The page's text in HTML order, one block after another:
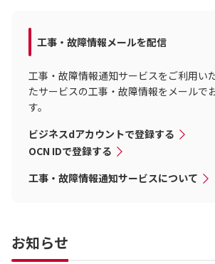
工事・故障情報メールを配信
工事・故障情報通知サービスをご利用い
たサービスの工事・故障情報をメールで
す。
ビジネスdアカウントで登録する
OCN IDで登録する
工事・故障情報通知サービスについて
お知らせ